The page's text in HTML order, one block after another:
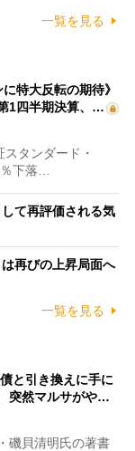
一覧を見る
特大反転の期待》
1四半期決算、…
タンダード・
下落…
て再評価される気
再びの上昇局面へ
一覧を見る
と引き換えに手に
突然マルサがや…
磯貝清明氏の著書